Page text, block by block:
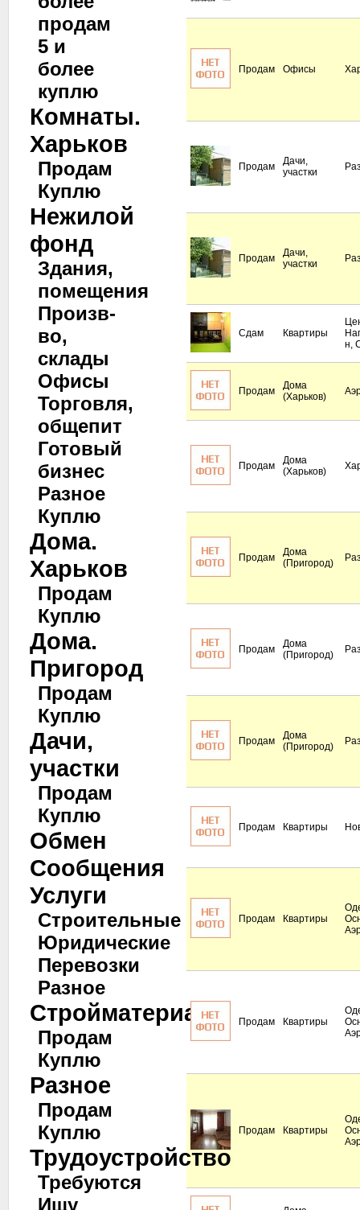
продам
5 и
более
куплю
Комнаты.
Харьков
Продам
Куплю
Нежилой
фонд
Здания,
помещения
Произв-
во,
склады
Офисы
Торговля,
общепит
Готовый
бизнес
Разное
Куплю
Дома.
Харьков
Продам
Куплю
Дома.
Пригород
Продам
Куплю
Дачи,
участки
Продам
Куплю
Обмен
Сообщения
Услуги
Строительные
Юридические
Перевозки
Разное
Стройматериалы
Продам
Куплю
Разное
Продам
Куплю
Трудоустройство
Требуются
Ищу
Продам Офисы
Продам
Дачи,
участки
Продам
Дачи,
участки
Сдам Квартиры
н,
Продам
Дома
(Харьков)
Продам
Дома
(Харьков)
Продам
Дома
(Пригород)
Продам
Дома
(Пригород)
Продам
Дома
(Пригород)
Продам Квартиры
Продам Квартиры
Продам Квартиры
Продам Квартиры